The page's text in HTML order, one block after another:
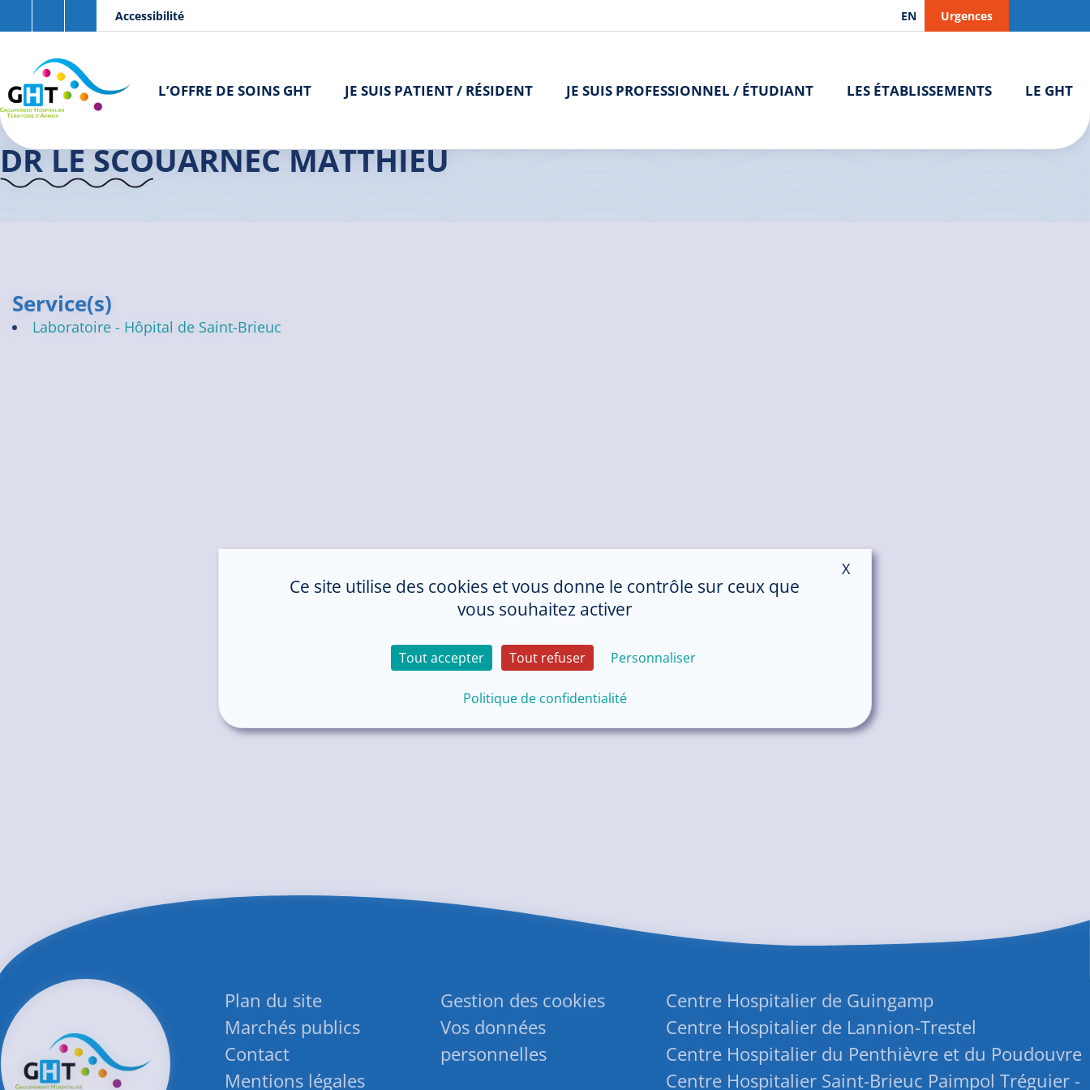
Aller au contenu principal
Accessibilité EN Urgences
L’OFFRE DE SOINS GHT JE SUIS PATIENT / RÉSIDENT JE SUIS PROFESSIONNEL / ÉTUDIANT LES ÉTABLISSEMENTS LE GHT
Accueil GHT> Praticiens Dr LE SCOUARNEC Matthieu
DR LE SCOUARNEC MATTHIEU
Service(s)
Laboratoire - Hôpital de Saint-Brieuc
Plan du site
Marchés publics
Contact
Mentions légales
Gestion des cookies
Vos données
personnelles
Centre Hospitalier de Guingamp
Centre Hospitalier de Lannion-Trestel
Centre Hospitalier du Penthièvre et du Poudouvre
Centre Hospitalier Saint-Brieuc Paimpol Tréguier -
Panneau de gestion des cookies
Ce site utilise des cookies et vous donne le contrôle sur ceux que
vous souhaitez activer
Tout accepter Tout refuser Personnaliser
Politique de confidentialité
X